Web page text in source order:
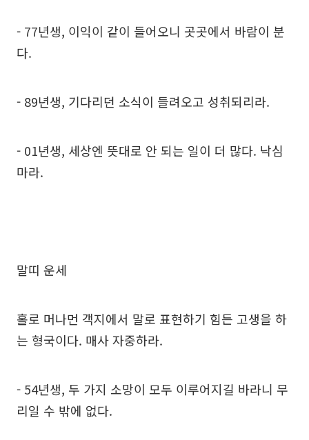
- 77년생, 이익이 같이 들어오니 곳곳에서 바람이 분
다.
- 89년생, 기다리던 소식이 들려오고 성취되리라.
- 01년생, 세상엔 뜻대로 안 되는 일이 더 많다. 낙심
마라.
말띠 운세
홀로 머나먼 객지에서 말로 표현하기 힘든 고생을 하
는 형국이다. 매사 자중하라.
- 54년생, 두 가지 소망이 모두 이루어지길 바라니 무
리일 수 밖에 없다.